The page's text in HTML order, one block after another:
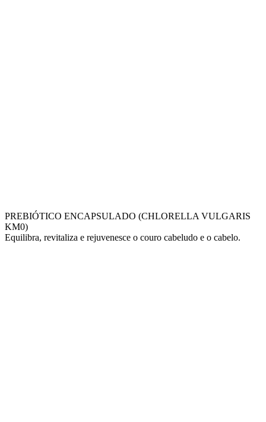
PREBIÓTICO ENCAPSULADO (CHLORELLA VULGARIS
KM0)
Equilibra, revitaliza e rejuvenesce o couro cabeludo e o cabelo.